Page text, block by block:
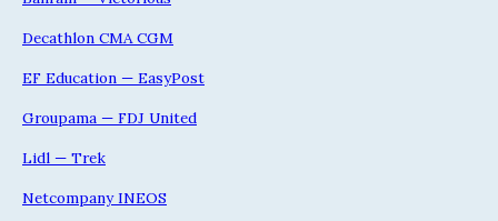
Decathlon CMA CGM
EF Education — EasyPost
Groupama — FDJ United
Lidl — Trek
Netcompany INEOS